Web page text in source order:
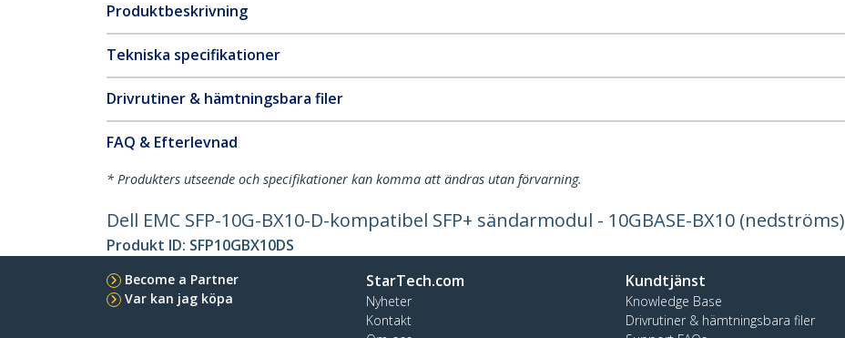
Produktbeskrivning
Tekniska specifikationer
Drivrutiner & hämtningsbara filer
FAQ & Efterlevnad
* Produkters utseende och specifikationer kan komma att ändras utan förvarning.
Dell EMC SFP-10G-BX10-D-kompatibel SFP+ sändarmodul - 10GBASE-BX10 (nedströms)
Produkt ID: SFP10GBX10DS
Become a Partner
Var kan jag köpa
StarTech.com
Nyheter
Kontakt
Kundtjänst
Knowledge Base
Drivrutiner & hämtningsbara filer